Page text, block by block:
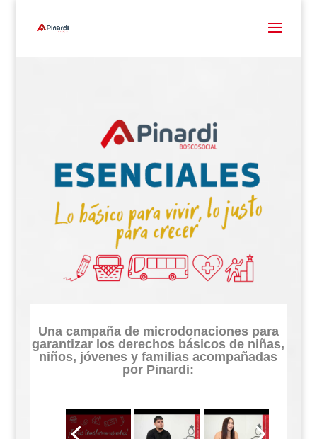
Una campaña de microdonaciones para
garantizar los derechos básicos de niñas,
niños, jóvenes y familias acompañadas
por Pinardi: